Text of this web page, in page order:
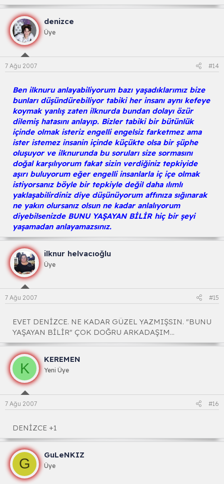
denizce
Üye
7 Ağu 2007 #14
Ben ilknuru anlayabiliyorum bazı yaşadıklarımız bize
bunları düşündürebiliyor tabiki her insanı aynı kefeye
koymak yanlış zaten ilknurda bundan dolayı özür
dilemiş hatasını anlayıp. Bizler tabiki bir bütünlük
içinde olmak isteriz engelli engelsiz farketmez ama
ister istemez insanin içinde küçükte olsa bir şüphe
oluşuyor ve ilknurunda bu soruları size sormasını
doğal karşılıyorum fakat sizin verdiğiniz tepkiyide
aşırı buluyorum eğer engelli insanlarla iç içe olmak
istiyorsanız böyle bir tepkiyle değil daha ılımlı
yaklaşabilirdiniz diye düşünüyorum affınıza sığınarak
ne yakın olursanız olsun ne kadar anlalıyorum
diyebilsenizde BUNU YAŞAYAN BİLİR hiç bir şeyi
yaşamadan anlayamazsınız.
ilknur helvacıoğlu
Üye
7 Ağu 2007 #15
EVET DENİZCE. NE KADAR GÜZEL YAZMIŞSIN. "BUNU
YAŞAYAN BİLİR" ÇOK DOĞRU ARKADAŞIM...
K
KEREMEN
Yeni Üye
7 Ağu 2007 #16
DENİZCE +1
G
GuLeNKIZ
Üye